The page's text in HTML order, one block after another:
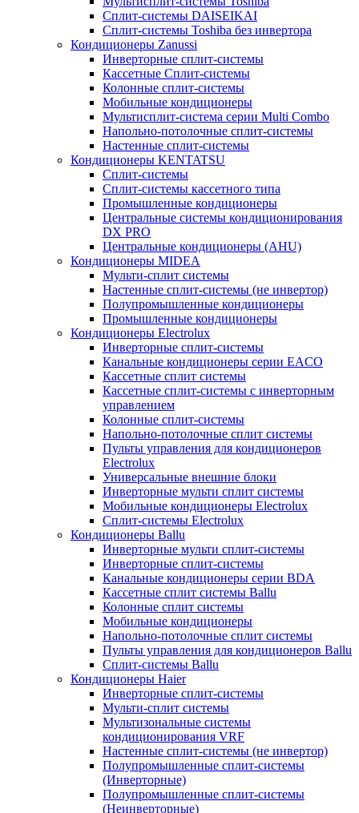
Сплит-системы DAISEIKAI
Сплит-системы Toshiba без инвертора
Кондиционеры Zanussi
Инверторные сплит-системы
Кассетные Сплит-системы
Колонные сплит-системы
Мобильные кондиционеры
Мультисплит-система серии Multi Combo
Напольно-потолочные сплит-системы
Настенные сплит-системы
Кондиционеры KENTATSU
Сплит-системы
Сплит-системы кассетного типа
Промышленные кондиционеры
Центральные системы кондиционирования
DX PRO
Центральные кондиционеры (AHU)
Кондиционеры MIDEA
Мульти-сплит системы
Настенные сплит-системы (не инвертор)
Полупромышленные кондиционеры
Промышленные кондиционеры
Кондиционеры Electrolux
Инверторные сплит-системы
Канальные кондиционеры серии EACO
Кассетные сплит системы
Кассетные сплит-системы с инверторным
управлением
Колонные сплит-системы
Напольно-потолочные сплит системы
Пульты управления для кондиционеров
Electrolux
Универсальные внешние блоки
Инверторные мульти сплит системы
Мобильные кондиционеры Electrolux
Сплит-системы Electrolux
Кондиционеры Ballu
Инверторные мульти сплит-системы
Инверторные сплит-системы
Канальные кондиционеры серии BDA
Кассетные сплит системы Ballu
Колонные сплит системы
Мобильные кондиционеры
Напольно-потолочные сплит системы
Пульты управления для кондиционеров Ballu
Сплит-системы Ballu
Кондиционеры Haier
Инверторные сплит-системы
Мульти-сплит системы
Мультизональные системы
кондиционирования VRF
Настенные сплит-системы (не инвертор)
Полупромышленные сплит-системы
(Инверторные)
Полупромышленные сплит-системы
(Неинверторные)